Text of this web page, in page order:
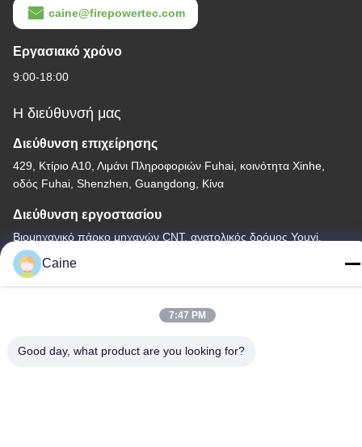
caine@firepowertec.com
Εργασιακό χρόνο
9:00-18:00
Η διεύθυνσή μας
Διεύθυνση επιχείρησης
429, Κτίριο Α10, Λιμάνι Πληροφοριών Fuhai, κοινότητα Xinhe,
οδός Fuhai, Shenzhen, Guangdong, Κίνα
Διεύθυνση εργοστασίου
Βιομηχανικό πάρκο μηχανών CNT, ανατολικός δρόμος Youyi,
Πεκίνο
Τηλεφώνημα
Caine
7:47 PM
Good day, what product are you looking for?